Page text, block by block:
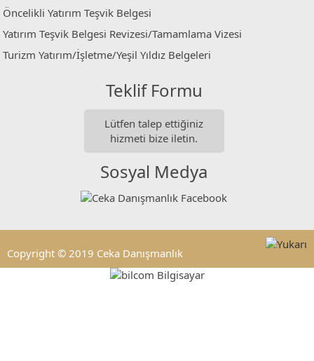
Öncelikli Yatırım Teşvik Belgesi
Yatırım Teşvik Belgesi Revizesi/Tamamlama Vizesi
Turizm Yatırım/İşletme/Yeşil Yıldız Belgeleri
Teklif Formu
Lütfen talep ettiğiniz
hizmeti bize iletin.
Sosyal Medya
Copyright © 2019 Ceka Danışmanlık